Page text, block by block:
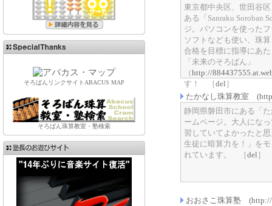
そろばんリンクサイトABACUS MAP
そろばん珠算教室・塾検索
東京都中央区、世田谷
ある「Sanraku Soroban
ジ。パソコンを使った
ソフトなども使い、珠
合格を目標に指導にあ
「未来のそろばん」
（http://
す！ ［del ］
たかなし珠算教室
静岡県磐田市にある「
ームページ。大人にな
習していてよかったと
生徒に暗算力を！」を
れています。 ［del ］
おおさこ珠算塾 (http://